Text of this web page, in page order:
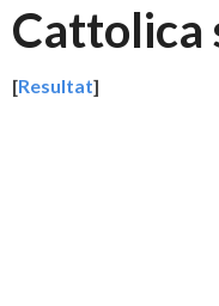
Cattolica
[Resultat]